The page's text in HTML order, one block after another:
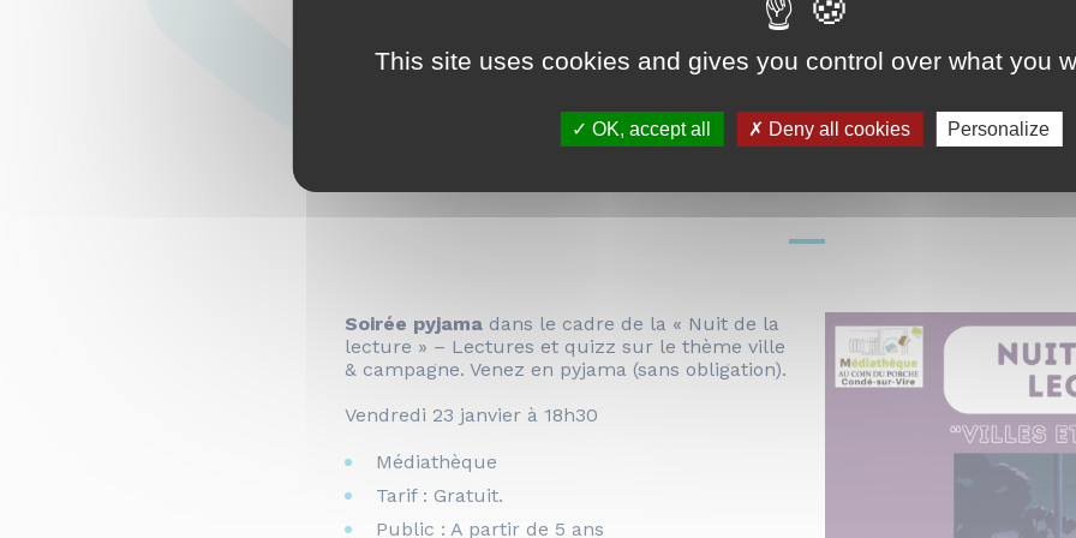
JAN.
[Nuit de la lecture] Soirée
Soirée pyjama dans le cadre de la « Nuit de la
lecture » – Lectures et quizz sur le thème ville
& campagne. Venez en pyjama (sans obligation).
Vendredi 23 janvier à 18h30
Médiathèque
Tarif : Gratuit.
Public : A partir de 5 ans
This site uses cookies and gives you control over what you
OK, accept all Deny all cookies Personalize